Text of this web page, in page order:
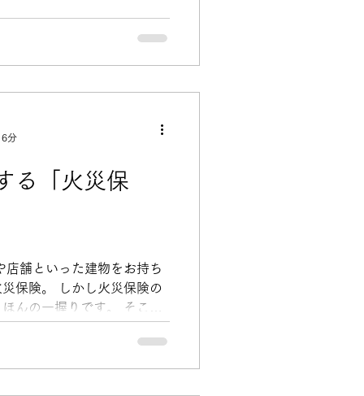
る「火災保
店舗といった建物をお持ち
保険。 しかし火災保険の
んの一握りです。 そこで
ことがありますか？」...
6分